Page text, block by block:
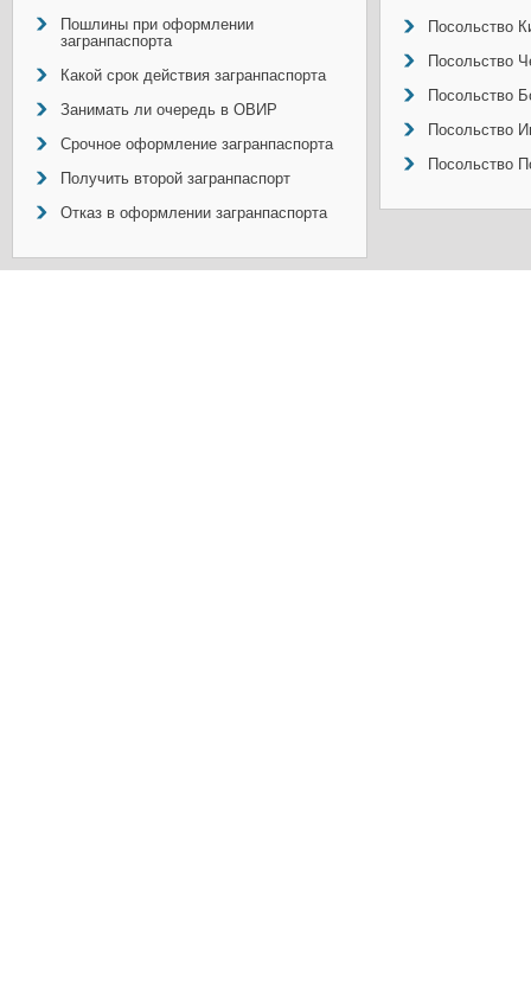
Пошлины при оформлении
загранпаспорта
Какой срок действия загранпаспорта
Занимать ли очередь в ОВИР
Срочное оформление загранпаспорта
Получить второй загранпаспорт
Отказ в оформлении загранпаспорта
Посольство
Посольство
Посольство
Посольство
Посольство